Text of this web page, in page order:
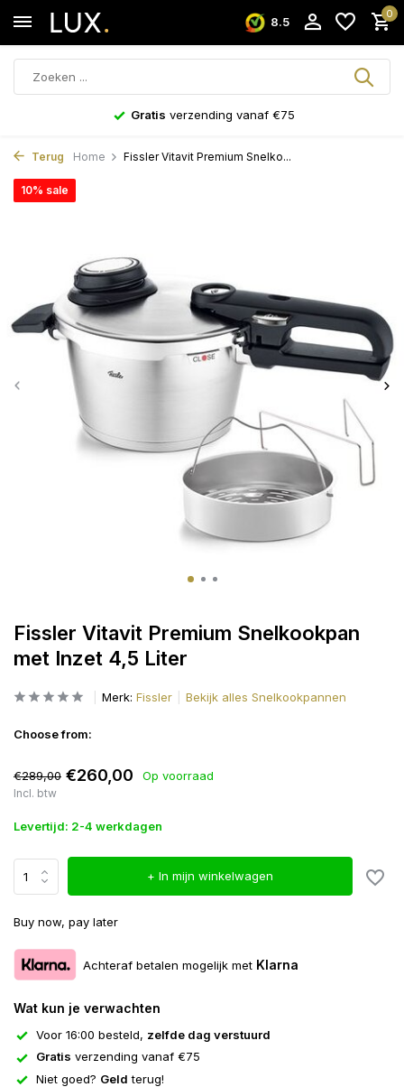
8.5
0
Gratis verzending vanaf €75
Terug Home Fissler Vitavit Premium Snelko...
Fissler Vitavit Premium Snelkookpan
met Inzet 4,5 Liter
10% sale
Merk: Fissler Bekijk alles Snelkookpannen
Choose from:
€289,00 €260,00 Op voorraad
Incl. btw
Levertijd: 2-4 werkdagen
+ In mijn winkelwagen
Buy now, pay later
Achteraf betalen mogelijk met Klarna
Wat kun je verwachten
Voor 16:00 besteld, zelfde dag verstuurd
Gratis verzending vanaf €75
Niet goed? Geld terug!